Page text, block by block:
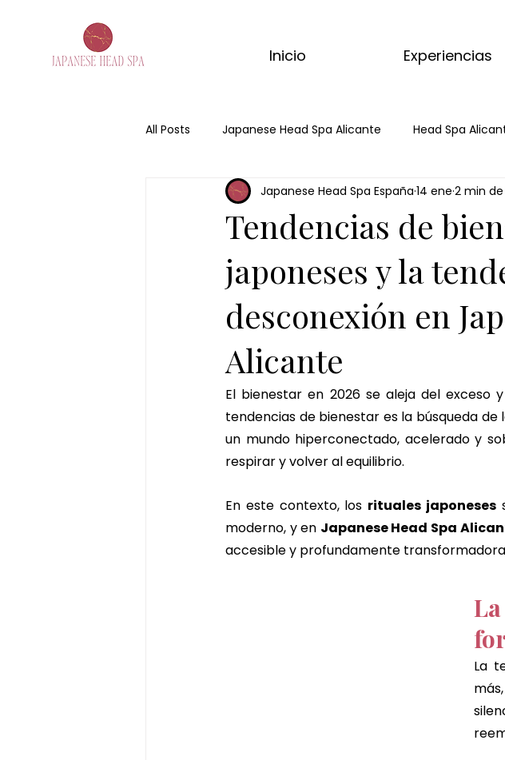
Inicio Experiencias
All Posts Japanese Head Spa Alicante Head Spa
Japanese Head Spa Head Spa Spa Capilar
masaje de matcha masajes del mundo kyoto
ritual corporal matcha masaje completo matcha
pekin ginger ritual ritual de jengibre chocolate
ritual de chocolate y pistacho cheque de regalo
Tendencias de
japoneses y la
desconexión en
Alicante
Japanese Head Spa España 14 ene 2 min
El bienestar en 2026 se aleja del exceso
tendencias de bienestar es la búsqueda de
un mundo hiperconectado, acelerado y
respirar y volver al equilibrio.
En este contexto, los rituales japoneses
moderno, y en Japanese Head Spa
accesible y profundamente
La